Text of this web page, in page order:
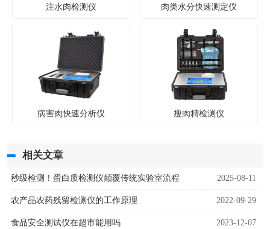
注水肉检测仪 肉类水分快速测定仪
病害肉快速分析仪 瘦肉精检测仪
相关文章
秒级检测！蛋白质检测仪颠覆传统实验室流程 2025-08-11
农产品农药残留检测仪的工作原理 2022-09-29
食品安全测试仪在超市能用吗 2023-12-07